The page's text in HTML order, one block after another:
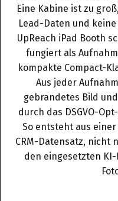
Eine Kabine ist zu
Lead-Daten und
UpReach iPad Booth
fungiert als
kompakte Compact-
Aus jeder
gebrandetes Bild
durch das DSGVO-
So entsteht aus
CRM-Datensatz, nicht
den eingesetzten